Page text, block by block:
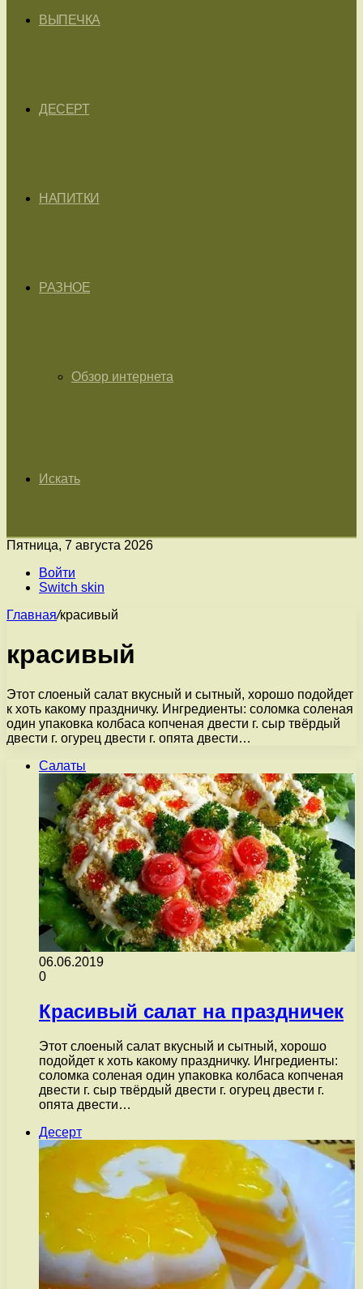
ВЫПЕЧКА
ДЕСЕРТ
НАПИТКИ
РАЗНОЕ
Обзор интернета
Искать
Пятница, 7 августа 2026
Войти
Switch skin
Главная/красивый
красивый
Этот слоеный салат вкусный и сытный, хорошо подойдет
к хоть какому праздничку. Ингредиенты: соломка соленая
один упаковка колбаса копченая двести г. сыр твёрдый
двести г. огурец двести г. опята двести…
Салаты
06.06.2019
0
Красивый салат на праздничек
Этот слоеный салат вкусный и сытный, хорошо
подойдет к хоть какому праздничку. Ингредиенты:
соломка соленая один упаковка колбаса копченая
двести г. сыр твёрдый двести г. огурец двести г.
опята двести…
Десерт